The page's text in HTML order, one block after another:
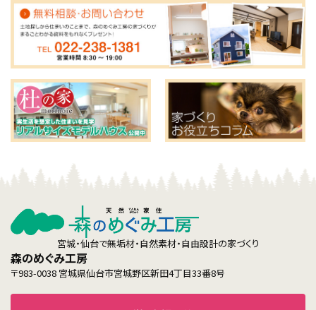
宮城・仙台で無垢材・自然素材・自由設計の家づくり
森のめぐみ工房
〒983-0038 宮城県仙台市宮城野区新田4丁目33番8号